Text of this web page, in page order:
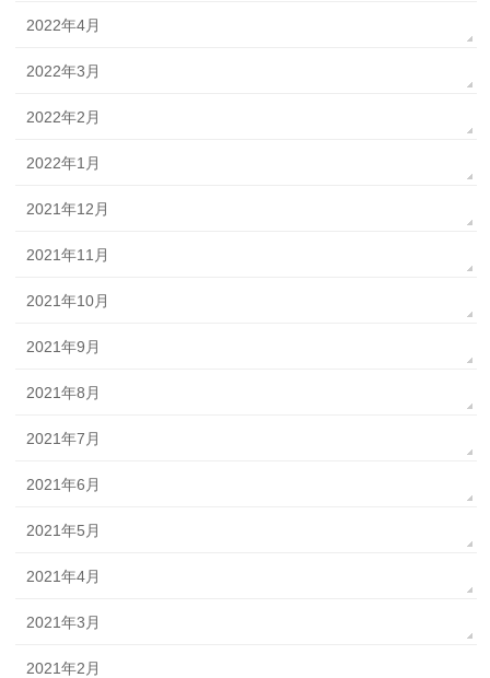
2022年4月
2022年3月
2022年2月
2022年1月
2021年12月
2021年11月
2021年10月
2021年9月
2021年8月
2021年7月
2021年6月
2021年5月
2021年4月
2021年3月
2021年2月